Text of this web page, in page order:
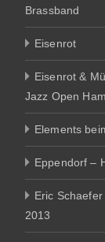
Brassband
Eisenrot
Eisenrot &
Jazz Open
Elements
Eppendorf –
Eric
2013